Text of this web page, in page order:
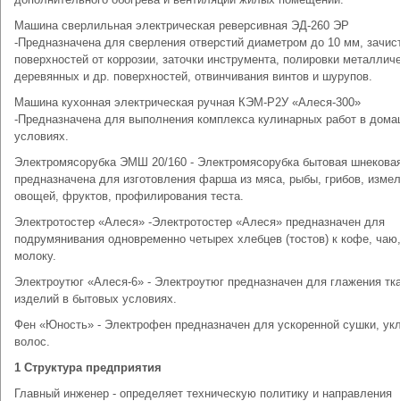
Машина сверлильная электрическая реверсивная ЭД-260 ЭР
-Предназначена для сверления отверстий диаметром до 10 мм,
поверхностей от коррозии, заточки инструмента, полировки
деревянных и др. поверхностей, отвинчивания винтов и шурупов.
Машина кухонная электрическая ручная КЭМ-Р2У «Алеся-300»
-Предназначена для выполнения комплекса кулинарных работ в
условиях.
Электромясорубка ЭМШ 20/160 - Электромясорубка бытовая
предназначена для изготовления фарша из мяса, рыбы, грибов,
овощей, фруктов, профилирования теста.
Электротостер «Алеся» -Электротостер «Алеся» предназначен для
подрумянивания одновременно четырех хлебцев (тостов) к кофе, чаю,
молоку.
Электроутюг «Алеся-6» - Электроутюг предназначен для глажения
изделий в бытовых условиях.
Фен «Юность» - Электрофен предназначен для ускоренной сушки,
волос.
1 Структура предприятия
Главный инженер - определяет техническую политику и направления